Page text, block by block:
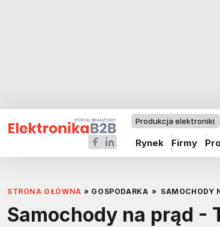
Produkcja elektroniki
Rynek Firmy
STRONA GŁÓWNA » GOSPODARKA » SAMOCHODY
Samochody na prąd -